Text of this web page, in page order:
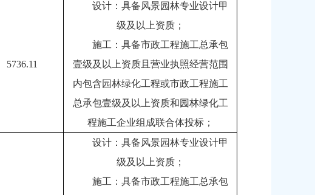
5736.11
设计：具备风景园林专业设计甲
级及以上资质；
施工：具备市政工程施工总承包
壹级及以上资质且营业执照经营范围
内包含园林绿化工程或市政工程施工
总承包壹级及以上资质和园林绿化工
程施工企业组成联合体投标；
设计：具备风景园林专业设计甲
级及以上资质；
施工：具备市政工程施工总承包